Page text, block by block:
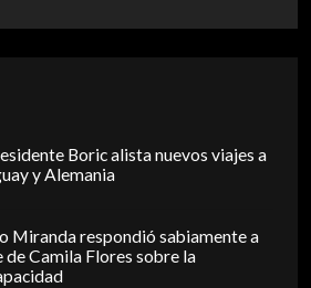
Boric alista nuevos viajes a
y Alemania
Miranda respondió sabiamente a
de Camila Flores sobre la